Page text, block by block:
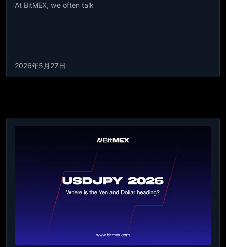
At BitMEX, we often talk
2026年5月27日